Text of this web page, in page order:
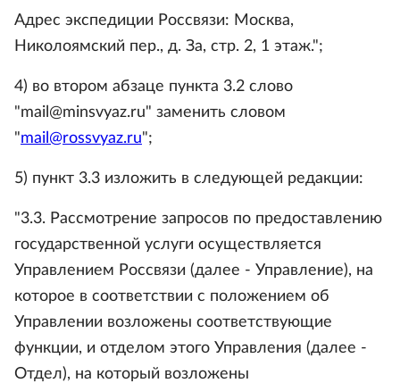
Адрес экспедиции Россвязи: Москва,
Николоямский пер., д. За, стр. 2, 1 этаж.";
4) во втором абзаце пункта 3.2 слово
"mail@minsvyaz.ru" заменить словом
"mail@rossvyaz.ru";
5) пункт 3.3 изложить в следующей редакции:
"3.3. Рассмотрение запросов по предоставлению
государственной услуги осуществляется
Управлением Россвязи (далее - Управление), на
которое в соответствии с положением об
Управлении возложены соответствующие
функции, и отделом этого Управления (далее -
Отдел), на который возложены